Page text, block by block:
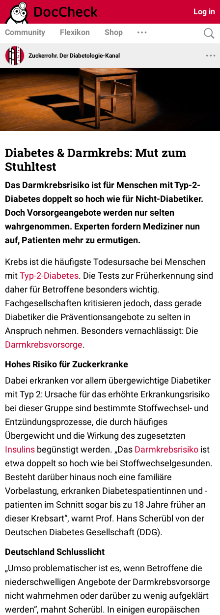
Log in
Community Flexikon Shop
Zuckerrohr. Der Diabetologie-Kanal
Diabetes & Darmkrebs: Mut zum
Stuhltest
Das Darmkrebsrisiko ist für Menschen mit Typ-2-
Diabetes doppelt so hoch wie für Nicht-Diabetiker.
Doch Vorsorgeangebote werden nur selten
wahrgenommen. Experten fordern Mediziner nun
auf, Patienten mehr zu ermutigen.
Krebs ist die häufigste Todesursache bei Menschen
mitTyp-2-Diabetes. Die Tests zur Früherkennung sind
daher für Betroffene besonders wichtig.
Fachgesellschaften kritisieren jedoch, dass gerade
Diabetiker die Präventionsangebote zu selten in
Anspruch nehmen. Besonders vernachlässigt: Die
Darmkrebsvorsorge.
Hohes Risiko für Zuckerkranke
Dabei erkranken vor allem übergewichtige Diabetiker
mit Typ 2: Ursache für das erhöhte Erkrankungsrisiko
bei dieser Gruppe sind bestimmte Stoffwechsel- und
Entzündungsprozesse, die durch häufiges
Übergewicht und die Wirkung des zugesetzten
Insulins begünstigt werden. „Das Darmkrebsrisiko ist
etwa doppelt so hoch wie bei Stoffwechselgesunden.
Besteht darüber hinaus noch eine familiäre
Vorbelastung, erkranken Diabetespatientinnen und -
patienten im Schnitt sogar bis zu 18 Jahre früher an
dieser Krebsart“, warnt Prof. Hans Scherübl von der
Deutschen Diabetes Gesellschaft (DDG).
Deutschland Schlusslicht
„Umso problematischer ist es, wenn Betroffene die
niederschwelligen Angebote der Darmkrebsvorsorge
nicht wahrnehmen oder darüber zu wenig aufgeklärt
werden“, mahnt Scherübl. In einigen europäischen